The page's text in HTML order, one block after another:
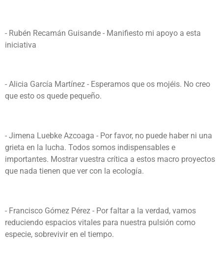
- Rubén Recamán Guisande - Manifiesto mi apoyo a esta
iniciativa
- Alicia García Martínez - Esperamos que os mojéis. No creo
que esto os quede pequeño.
- Jimena Luebke Azcoaga - Por favor, no puede haber ni una
grieta en la lucha. Todos somos indispensables e
importantes. Mostrar vuestra crítica a estos macro proyectos
que nada tienen que ver con la ecología.
- Francisco Gómez Pérez - Por faltar a la verdad, vamos
reduciendo espacios vitales para nuestra pulsión como
especie, sobrevivir en el tiempo.